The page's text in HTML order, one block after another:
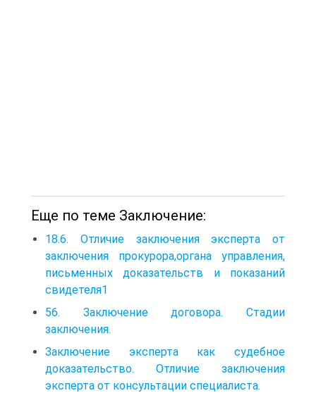
Еще по теме Заключение:
18.6. Отличие заключения эксперта от
заключения прокурора,органа управления,
письменных доказательств и показаний
свидетеля1
56. Заключение договора. Стадии
заключения.
Заключение эксперта как судебное
доказательство. Отличие заключения
эксперта от консультации специалиста.